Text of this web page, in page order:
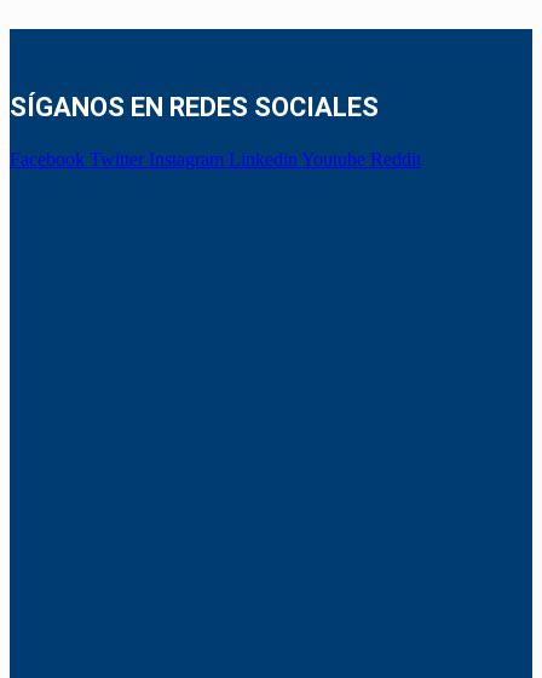
SÍGANOS EN REDES SOCIALES
Facebook Twitter Instagram Linkedin Youtube Reddit